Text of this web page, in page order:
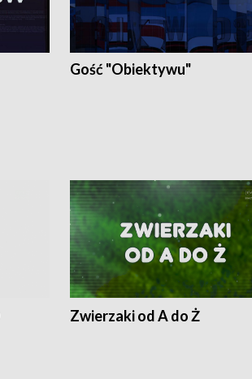
Gość "Obiektywu"
Zwierzaki od A do Ż